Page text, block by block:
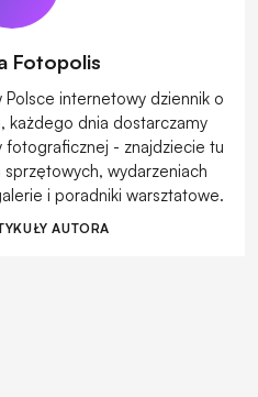
Fotopolis
internetowy dziennik o
dnia dostarczamy
fotograficznej - znajdziecie tu
wydarzeniach
i poradniki warsztatowe.
AUTORA